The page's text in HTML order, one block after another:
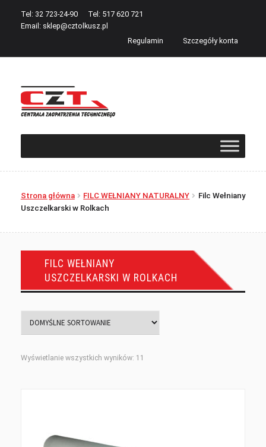
Tel: 32 723-24-90
Tel: 517 620 721
Email: sklep@cztolkusz.pl
Regulamin
Szczegóły konta
Przejdź
do
nawigacji
Przejdź
do
treści
Strona główna FILC WEŁNIANY NATURALNY
Filc Wełniany
Uszczelkarski w Rolkach
FILC WEŁNIANY
USZCZELKARSKI W ROLKACH
Wyświetlanie wszystkich wyników: 11